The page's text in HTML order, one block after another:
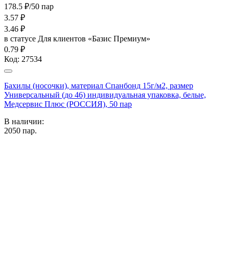
178.5 ₽/50 пар
3.57 ₽
3.46 ₽
в статусе Для клиентов «Базис Премиум»
0.79 ₽
Код: 27534
Бахилы (носочки), материал Спанбонд 15г/м2, размер
Универсальный (до 46) индивидуальная упаковка, белые,
Медсервис Плюс (РОССИЯ), 50 пар
В наличии:
2050 пар.